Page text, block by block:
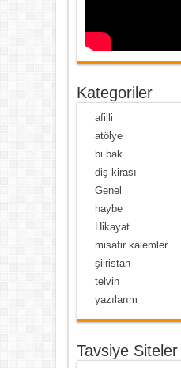
Kategoriler
afilli
atölye
bi bak
diş kirası
Genel
haybe
Hikayat
misafir kalemler
şiiristan
telvin
yazılarım
Tavsiye Siteler